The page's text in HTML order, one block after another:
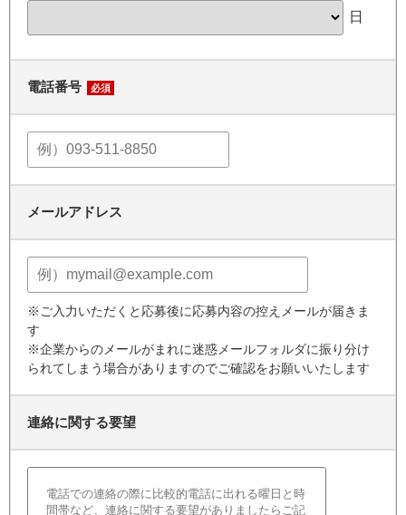
日
電話番号 必須
メールアドレス
※ご入力いただくと応募後に応募内容の控えメールが届きま
す
※企業からのメールがまれに迷惑メールフォルダに振り分け
られてしまう場合がありますのでご確認をお願いいたします
連絡に関する要望